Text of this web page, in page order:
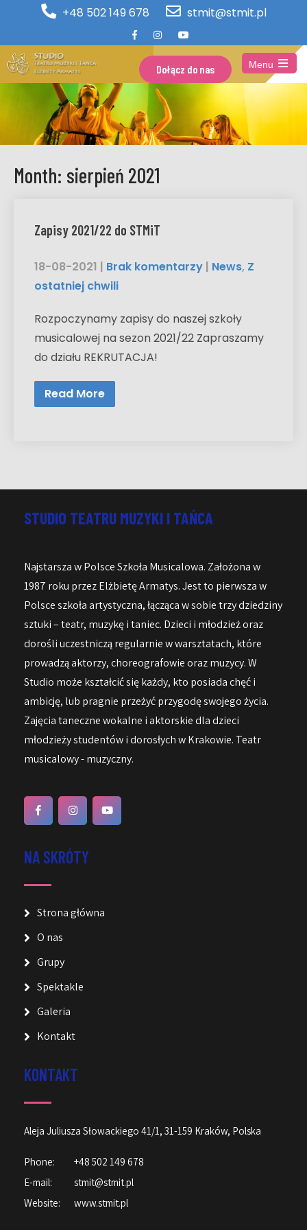
+48 502 149 678 stmit@stmit.pl
Dołącz do nas
Menu
Open
the
main
menu
Month: sierpień 2021
Zapisy 2021/22 do STMiT
18-08-2021 | Brak komentarzy | News, Z
ostatniej chwili
Rozpoczynamy zapisy do naszej szkoły
musicalowej na sezon 2021/22 Zapraszamy
do działu REKRUTACJA!
Read More
STUDIO TEATRU MUZYKI I TAŃCA
Najstarsza w Polsce Szkoła Musicalowa. Założona w
1987 roku przez Elżbietę Armatys. Jest to pierwsza w
Polsce szkoła artystyczna, łącząca w sobie trzy dziedziny
sztuki – teatr, muzykę i taniec. Dzieci i młodzież oraz
dorośli uczestniczą regularnie w warsztatach, które
prowadzą aktorzy, choreografowie oraz muzycy. W
Studio może kształcić się każdy, kto posiada chęć i
ambicję, lub pragnie przeżyć przygodę swojego życia.
Zajęcia taneczne wokalne i aktorskie dla dzieci
młodzieży studentów i dorosłych w Krakowie. Teatr
musicalowy - muzyczny.
NA SKRÓTY
Strona główna
O nas
Grupy
Spektakle
Galeria
Kontakt
KONTAKT
Aleja Juliusza Słowackiego 41/1, 31-159 Kraków, Polska
Phone:
+48 502 149 678
E-mail:
stmit@stmit.pl
Website:
www.stmit.pl